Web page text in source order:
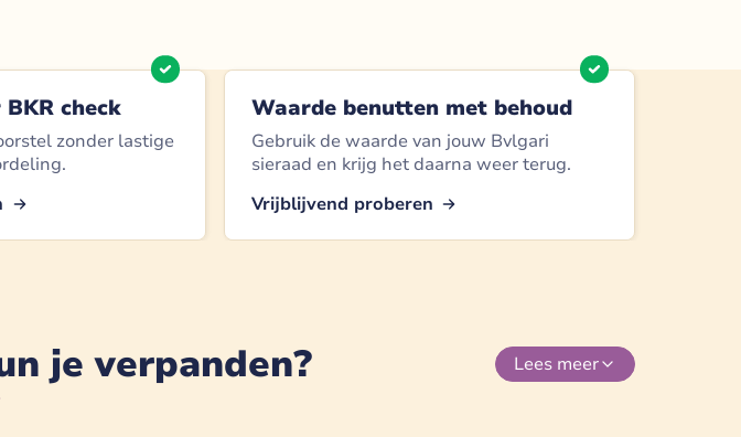
check
zonder lastige
Waarde benutten met behoud
Gebruik de waarde van jouw Bvlgari
sieraad en krijg het daarna weer terug.
Vrijblijvend proberen
je verpanden? Lees meer